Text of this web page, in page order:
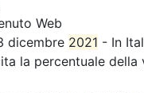
Web
dicembre 2021 - In
la percentuale della